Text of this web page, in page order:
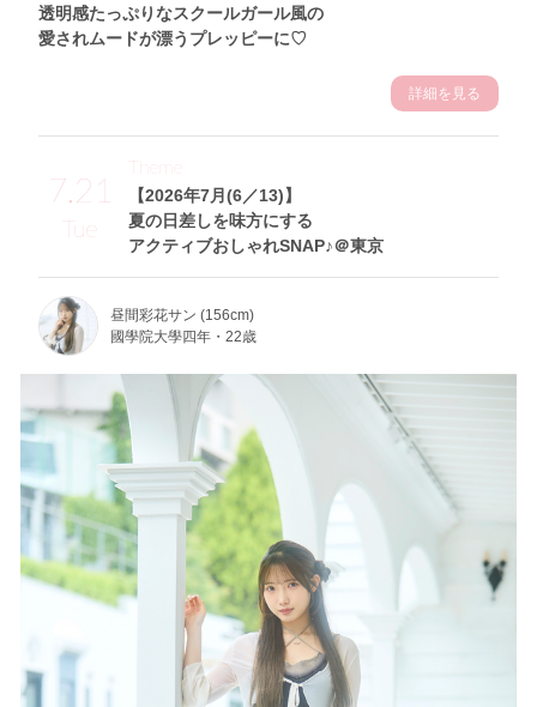
透明感たっぷりなスクールガール風の
愛されムードが漂うプレッピーに♡
詳細を見る
7.21
Tue
【2026年7月(6／13)】
夏の日差しを味方にする
アクティブおしゃれSNAP♪＠東京
Theme
昼間彩花サン (156cm)
國學院大學四年・22歳